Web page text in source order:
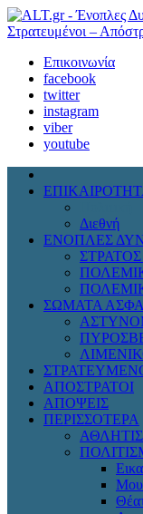
Επικοινωνία
facebook
twitter
instagram
viber
youtube
Διεθνή
ΕΝΟΠΛΕΣ
ΣΩΜΑΤΑ
ΑΠΟΣΤΡΑΤΟΙ
ΑΠΟΨΕΙΣ
ΠΕΡΙΣΣΟΤΕΡΑ